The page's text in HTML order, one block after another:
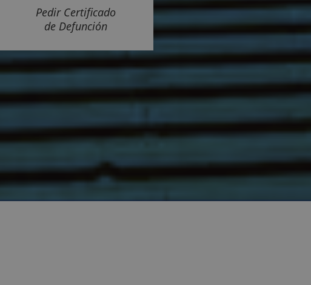
Pedir Certificado
de Defunción